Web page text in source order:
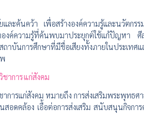
นคว้า เพื่อสร้างองค์ความรู้และนวัตกรร
งค์ความรู้ที่ค้นพบมาประยุกต์ใช้แก้ปัญหา
าบันการศึกษาที่มีชื่อเสียงทั้งภายในประเ
าการแก่สังคม
การแก่สังคม หมายถึง การส่งเสริมพระพุท
สอดคล้อง เอื้อต่อการส่งเสริม สนับสนุนกิจก